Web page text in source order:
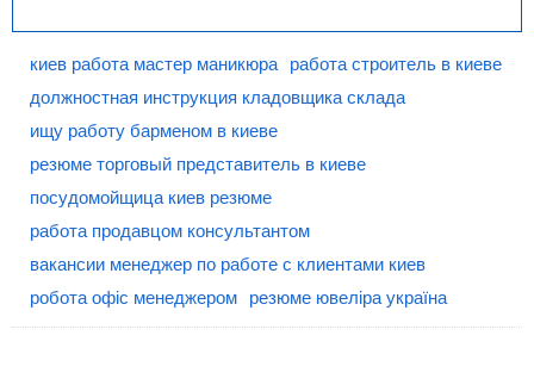
киев работа мастер маникюра
работа строитель в киеве
должностная инструкция кладовщика склада
ищу работу барменом в киеве
резюме торговый представитель в киеве
посудомойщица киев резюме
работа продавцом консультантом
вакансии менеджер по работе с клиентами киев
робота офіс менеджером
резюме ювеліра україна